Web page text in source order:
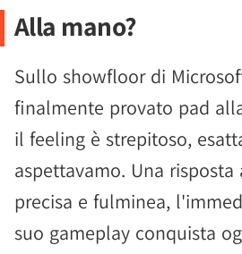
Alla mano?
Sullo showfloor di
finalmente provato pad
il feeling è strepitoso,
aspettavamo. Una risposta
precisa e fulminea,
suo gameplay conquista